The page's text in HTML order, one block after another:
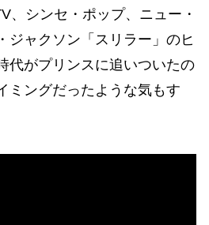
、シンセ・ポップ、ニュー・
ジャクソン「スリラー」のヒ
代がプリンスに追いついたの
ミングだったような気もす